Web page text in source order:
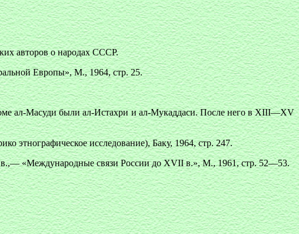
авторов о народах СССР.
Европы», М., 1964, стр. 25.
ал-Масуди были ал-Истахри и ал-Мукаддаси. После него в XIII—XV
этнографическое исследование), Баку, 1964, стр. 247.
в.,— «Международные связи России до XVII в.», М., 1961, стр. 52—53.